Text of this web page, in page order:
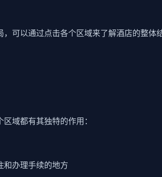
可以通过点击各个区域来了解酒店的整体
域都有其独特的作用：
和办理手续的地方